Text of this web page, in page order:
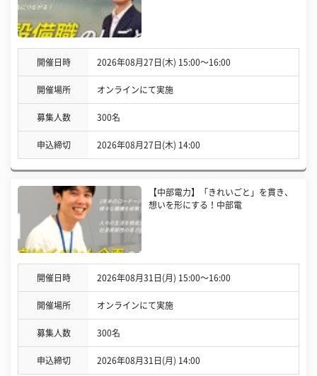
開催日時 2026年08月27日(木) 15:00〜16:00
開催場所 オンラインにて実施
募集人数 300名
申込締切 2026年08月27日(木) 14:00
【中部電力】「きれいごと」を貫き、
想いを形にする！中部電
開催日時 2026年08月31日(月) 15:00〜16:00
開催場所 オンラインにて実施
募集人数 300名
申込締切 2026年08月31日(月) 14:00